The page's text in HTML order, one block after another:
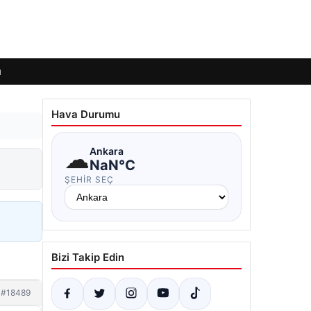
#18489
Hava Durumu
☁Ankara
NaN°C
ŞEHIR SEÇ
Bizi Takip Edin